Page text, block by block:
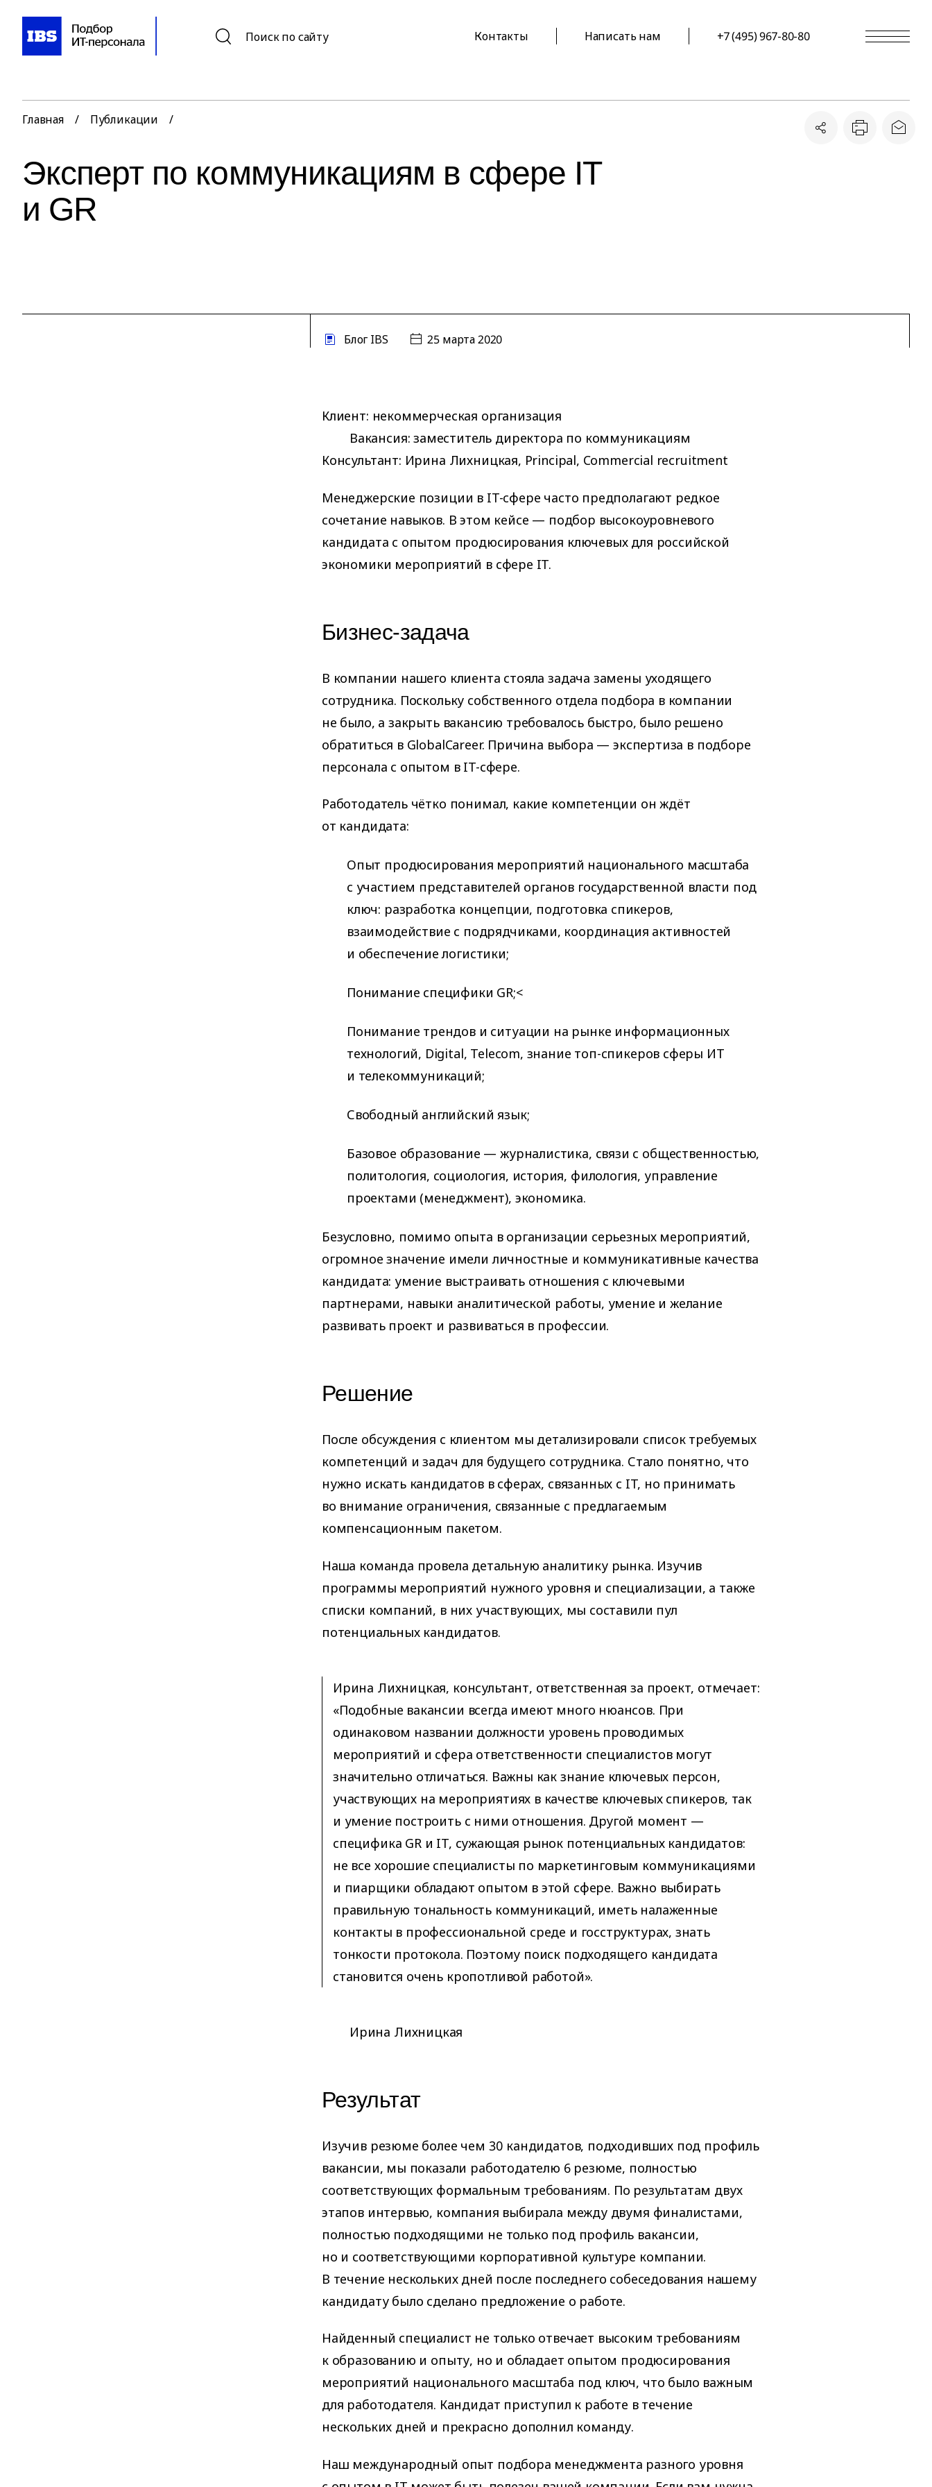
Поиск по сайту Контакты Написать нам +7 (495) 967-80-80
Главная / Публикации /
Эксперт по коммуникациям в сфере IT
и GR
Блог IBS 25 марта 2020
Клиент: некоммерческая организация
Вакансия: заместитель директора по коммуникациям
Консультант: Ирина Лихницкая, Principal, Commercial recruitment
Менеджерские позиции в IT-cфере часто предполагают редкое
сочетание навыков. В этом кейсе — подбор высокоуровневого
кандидата с опытом продюсирования ключевых для российской
экономики мероприятий в сфере IT.
Бизнес-задача
В компании нашего клиента стояла задача замены уходящего
сотрудника. Поскольку собственного отдела подбора в компании
не было, а закрыть вакансию требовалось быстро, было решено
обратиться в GlobalCareer. Причина выбора — экспертиза в подборе
персонала с опытом в IT-сфере.
Работодатель чётко понимал, какие компетенции он ждёт
от кандидата:
Опыт продюсирования мероприятий национального масштаба
с участием представителей органов государственной власти под
ключ: разработка концепции, подготовка спикеров,
взаимодействие с подрядчиками, координация активностей
и обеспечение логистики;
Понимание специфики GR;<
Понимание трендов и ситуации на рынке информационных
технологий, Digital, Telecom, знание топ-спикеров сферы ИТ
и телекоммуникаций;
Свободный английский язык;
Базовое образование — журналистика, связи с общественностью,
политология, социология, история, филология, управление
проектами (менеджмент), экономика.
Безусловно, помимо опыта в организации серьезных мероприятий,
огромное значение имели личностные и коммуникативные качества
кандидата: умение выстраивать отношения с ключевыми
партнерами, навыки аналитической работы, умение и желание
развивать проект и развиваться в профессии.
Решение
После обсуждения с клиентом мы детализировали список требуемых
компетенций и задач для будущего сотрудника. Стало понятно, что
нужно искать кандидатов в сферах, связанных с IT, но принимать
во внимание ограничения, связанные с предлагаемым
компенсационным пакетом.
Наша команда провела детальную аналитику рынка. Изучив
программы мероприятий нужного уровня и специализации, а также
списки компаний, в них участвующих, мы составили пул
потенциальных кандидатов.
Ирина Лихницкая, консультант, ответственная за проект, отмечает:
«Подобные вакансии всегда имеют много нюансов. При
одинаковом названии должности уровень проводимых
мероприятий и сфера ответственности специалистов могут
значительно отличаться. Важны как знание ключевых персон,
участвующих на мероприятиях в качестве ключевых спикеров, так
и умение построить с ними отношения. Другой момент —
специфика GR и IT, сужающая рынок потенциальных кандидатов:
не все хорошие специалисты по маркетинговым коммуникациями
и пиарщики обладают опытом в этой сфере. Важно выбирать
правильную тональность коммуникаций, иметь налаженные
контакты в профессиональной среде и госструктурах, знать
тонкости протокола. Поэтому поиск подходящего кандидата
становится очень кропотливой работой».
Ирина Лихницкая
Результат
Изучив резюме более чем 30 кандидатов, подходивших под профиль
вакансии, мы показали работодателю 6 резюме, полностью
соответствующих формальным требованиям. По результатам двух
этапов интервью, компания выбирала между двумя финалистами,
полностью подходящими не только под профиль вакансии,
но и соответствующими корпоративной культуре компании.
В течение нескольких дней после последнего собеседования нашему
кандидату было сделано предложение о работе.
Найденный специалист не только отвечает высоким требованиям
к образованию и опыту, но и обладает опытом продюсирования
мероприятий национального масштаба под ключ, что было важным
для работодателя. Кандидат приступил к работе в течение
нескольких дней и прекрасно дополнил команду.
Наш международный опыт подбора менеджмента разного уровня